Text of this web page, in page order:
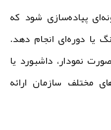
پیاده‌سازی شود که
دوره‌ای انجام دهد.
داشبورد یا
سازمان ارائه